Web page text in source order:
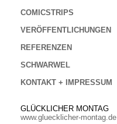
COMICSTRIPS
VERÖFFENTLICHUNGEN
REFERENZEN
SCHWARWEL
KONTAKT + IMPRESSUM
GLÜCKLICHER MONTAG
www.gluecklicher-montag.de